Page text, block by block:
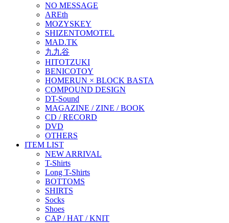
NO MESSAGE
AREth
MOZYSKEY
SHIZENTOMOTEL
MAD.TK
九九谷
HITOTZUKI
BENICOTOY
HOMERUN × BLOCK BASTA
COMPOUND DESIGN
DT-Sound
MAGAZINE / ZINE / BOOK
CD / RECORD
DVD
OTHERS
ITEM LIST
NEW ARRIVAL
T-Shirts
Long T-Shirts
BOTTOMS
SHIRTS
Socks
Shoes
CAP / HAT / KNIT